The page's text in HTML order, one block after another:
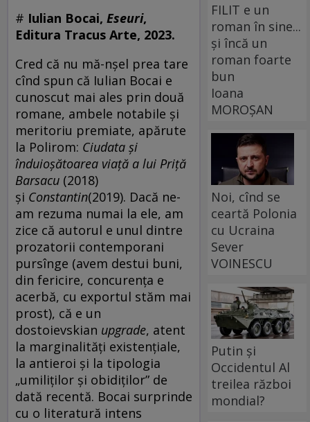
# Iulian Bocai, Eseuri,
Editura Tracus Arte, 2023.
Cred că nu mă-nșel prea tare
cînd spun că Iulian Bocai e
cunoscut mai ales prin două
romane, ambele notabile și
meritoriu premiate, apărute
la Polirom: Ciudata și
înduioșătoarea viață a lui Priță
Barsacu (2018)
și Constantin(2019). Dacă ne-
am rezuma numai la ele, am
zice că autorul e unul dintre
prozatorii contemporani
pursînge (avem destui buni,
din fericire, concurența e
acerbă, cu exportul stăm mai
prost), că e un
dostoievskian upgrade, atent
la marginalități existențiale,
la antieroi și la tipologia
„umiliților și obidiților” de
dată recentă. Bocai surprinde
cu o literatură intens
FILIT e un
roman în sine...
și încă un
roman foarte
bun
Ioana
MOROȘAN
Noi, cînd se
ceartă Polonia
cu Ucraina
Sever
VOINESCU
Putin și
Occidentul Al
treilea război
mondial?